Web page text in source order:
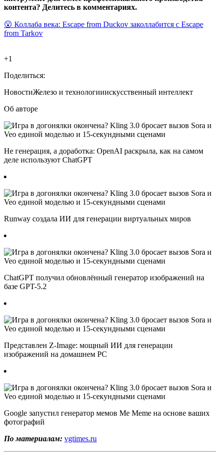
контента? Делитесь в комментариях.
😮 Коллаба века: Escape from Duckov заколлабится с Escape
from Tarkov
+1
Поделиться:
НовостиЖелезо и технологииискусственный интеллект
Об авторе
Не генерация, а доработка: OpenAI раскрыла, как на самом
деле используют ChatGPT
Runway создала ИИ для генерации виртуальных миров
ChatGPT получил обновлённый генератор изображений на
базе GPT-5.2
Представлен Z-Image: мощный ИИ для генерации
изображений на домашнем PC
Google запустил генератор мемов Me Meme на основе ваших
фотографий
По материалам: vgtimes.ru